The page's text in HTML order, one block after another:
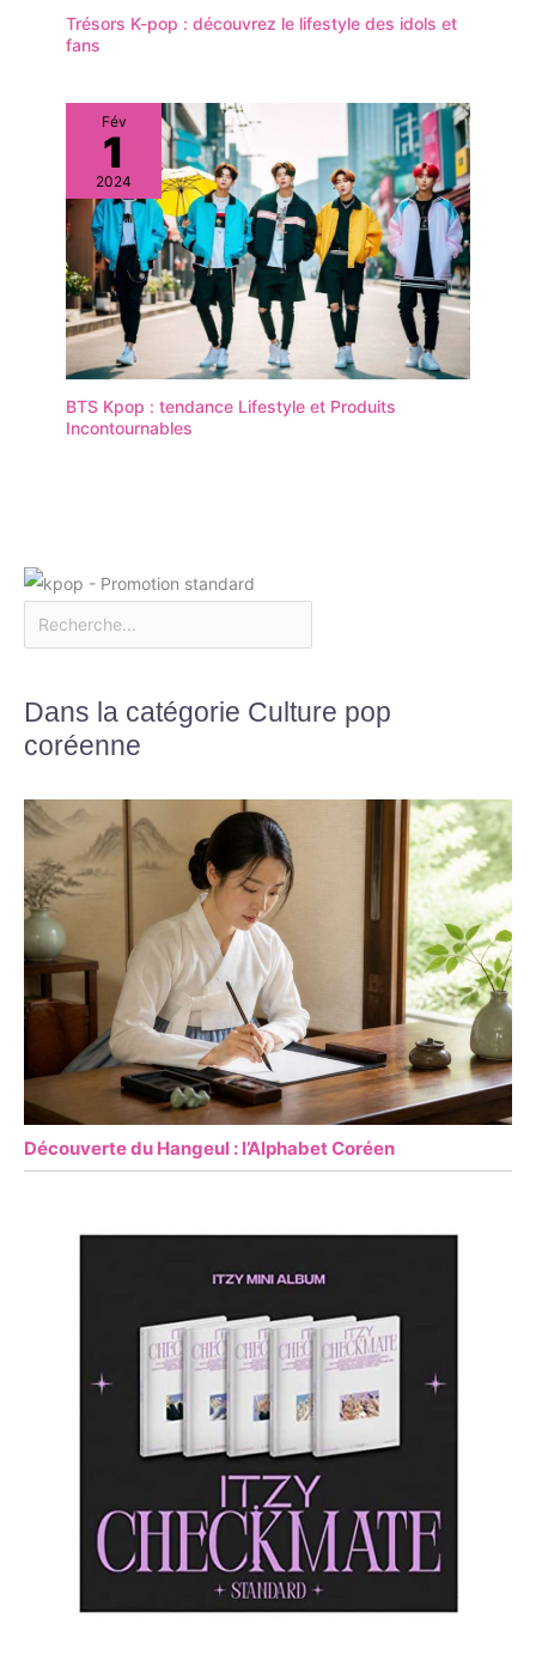
Trésors K-pop : découvrez le lifestyle des idols et
fans
Fév
1
2024
BTS Kpop : tendance Lifestyle et Produits
Incontournables
Dans la catégorie Culture pop
coréenne
Découverte du Hangeul : l’Alphabet Coréen